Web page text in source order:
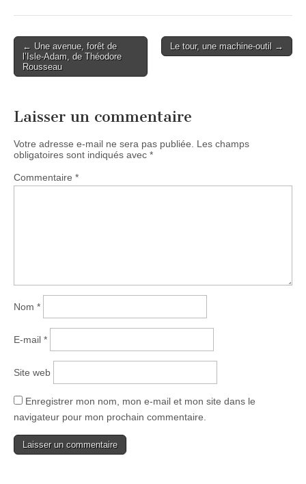
Post
navigation
← Une avenue, forêt de
l’Isle-Adam, de Théodore
Rousseau
Le tour, une machine-outil →
Laisser un commentaire
Votre adresse e-mail ne sera pas publiée.
Les champs
obligatoires sont indiqués avec *
Commentaire *
Nom *
E-mail *
Site web
Enregistrer mon nom, mon e-mail et mon site dans le
navigateur pour mon prochain commentaire.